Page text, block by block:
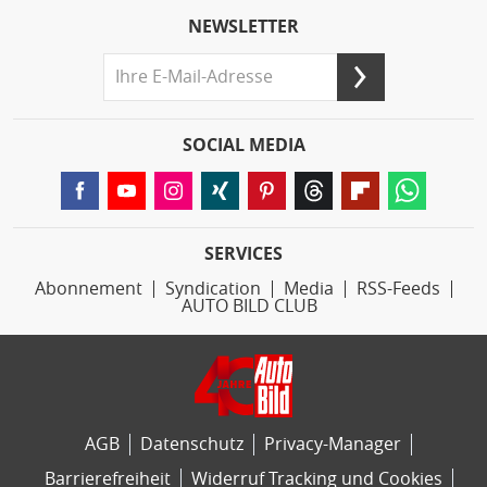
NEWSLETTER
SOCIAL MEDIA
SERVICES
Abonnement
Syndication Media
RSS-Feeds
AUTO BILD CLUB
AGB Datenschutz
Privacy-Manager
Barrierefreiheit
Widerruf Tracking und Cookies